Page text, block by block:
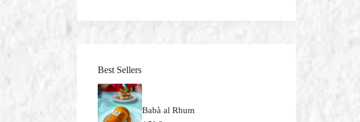
Best Sellers
Babà al Rhum